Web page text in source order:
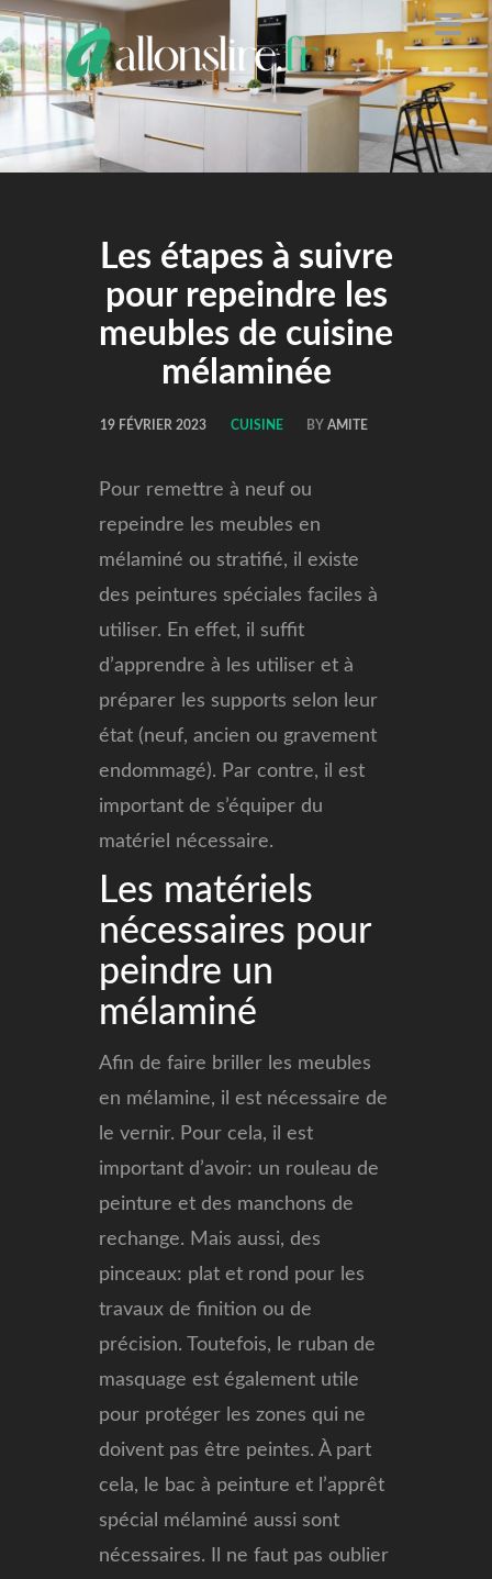
ALLONS
Les étapes à suivre
pour repeindre les
meubles de cuisine
mélaminée
19 FÉVRIER 2023 CUISINE BYAMITE
Pour remettre à neuf ou
repeindre les meubles en
mélaminé ou stratifié, il existe
des peintures spéciales faciles à
utiliser. En effet, il suffit
d’apprendre à les utiliser et à
préparer les supports selon leur
état (neuf, ancien ou gravement
endommagé). Par contre, il est
important de s’équiper du
matériel nécessaire.
Les matériels
nécessaires pour
peindre un
mélaminé
Afin de faire briller les meubles
en mélamine, il est nécessaire de
le vernir. Pour cela, il est
important d’avoir: un rouleau de
peinture et des manchons de
rechange. Mais aussi, des
pinceaux: plat et rond pour les
travaux de finition ou de
précision. Toutefois, le ruban de
masquage est également utile
pour protéger les zones qui ne
doivent pas être peintes. À part
cela, le bac à peinture et l’apprêt
spécial mélaminé aussi sont
nécessaires. Il ne faut pas oublier